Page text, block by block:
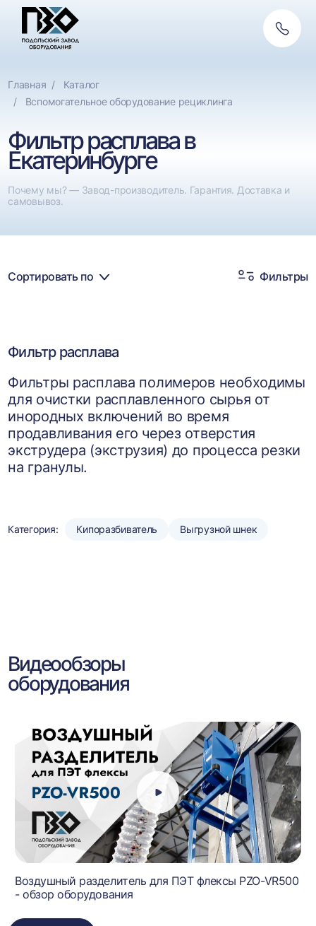
связь
Главная
Каталог
Вспомогательное оборудование рециклинга
Фильтр расплава в
Екатеринбурге
Почему мы? — Завод-производитель. Гарантия. Доставка и
самовывоз.
Сортировать по Фильтры
Фильтр расплава
Фильтры расплава полимеров необходимы
для очистки расплавленного сырья от
инородных включений во время
продавливания его через отверстия
экструдера (экструзия) до процесса резки
на гранулы.
Категория: Кипоразбиватель Выгрузной шнек
Видеообзоры
оборудования
Воздушный разделитель для ПЭТ флексы PZO-VR500
- обзор оборудования